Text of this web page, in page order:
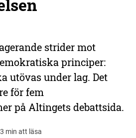
strider mot
principer:
utövas under lag. Det
för fem
på Altingets debattsida.
min att läsa